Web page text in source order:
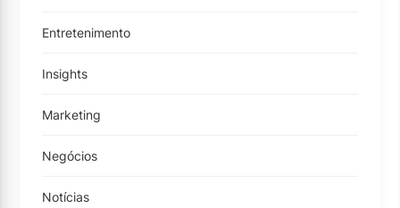
Entretenimento
Insights
Marketing
Negócios
Notícias